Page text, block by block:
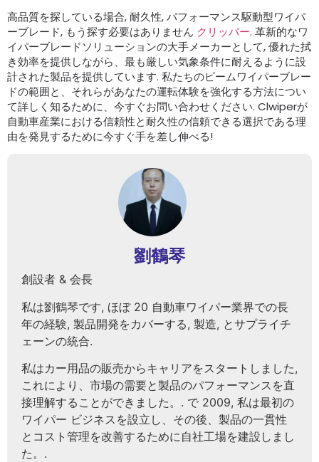
高品質を探している場合, 耐久性, パフォーマンス駆動型ワイパ
ーブレード, もう探す必要はありません クリッパー. 革新的なワ
イパーブレードソリューションの大手メーカーとして, 優れた拭
き効率を提供しながら、最も厳しい気象条件に耐えるように設
計された製品を提供しています. 私たちのビームワイパーブレー
ドの範囲と、それらがあなたの運転体験を強化する方法につい
て詳しく知るために、今すぐお問い合わせください. Clwiperが
自動車産業における信頼性と耐久性の信頼できる選択である理
由を発見するために今すぐ手を差し伸べる!
劉鶴琴
創設者 & 会長
私は劉鶴琴です, ほぼ 20 自動車ワイパー業界での長
年の経験, 製品開発をカバーする, 製造, とサプライチ
ェーンの統合.
私はカー用品の販売からキャリアをスタートしました,
これにより、市場の需要と製品のパフォーマンスを直
接理解することができました。. で 2009, 私は最初の
ワイパー ビジネスを設立し、その後、製品の一貫性
とコスト管理を改善するために自社工場を建設しまし
た。.